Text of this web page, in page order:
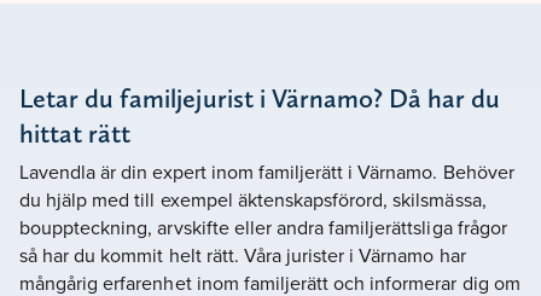
Letar du familjejurist i Värnamo? Då har du
hittat rätt
Lavendla är din expert inom familjerätt i Värnamo. Behöver
du hjälp med till exempel äktenskapsförord, skilsmässa,
bouppteckning, arvskifte eller andra familjerättsliga frågor
så har du kommit helt rätt. Våra jurister i Värnamo har
mångårig erfarenhet inom familjerätt och informerar dig om